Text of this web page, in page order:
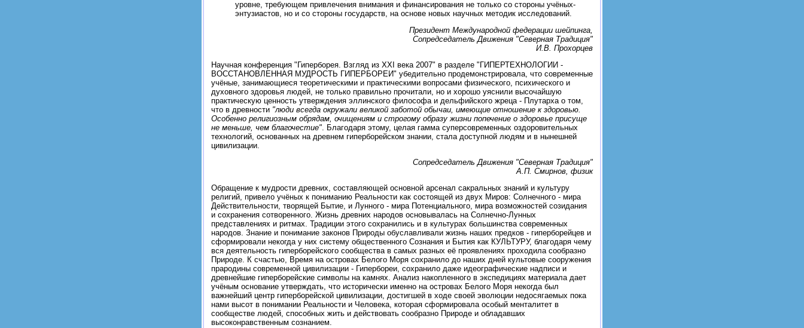
уровне, требующем привлечения внимания и финансирования не только со стороны учёных-
энтузиастов, но и со стороны государств, на основе новых научных методик исследований.
Президент Международной федерации шейпинга,
Сопредседатель Движения "Северная Традиция"
И.В. Прохорцев
Научная конференция "Гиперборея. Взгляд из XXI века 2007" в разделе "ГИПЕРТЕХНОЛОГИИ -
ВОССТАНОВЛЕННАЯ МУДРОСТЬ ГИПЕРБОРЕИ" убедительно продемонстрировала, что современные
учёные, занимающиеся теоретическими и практическими вопросами физического, психического и
духовного здоровья людей, не только правильно прочитали, но и хорошо уяснили высочайшую
практическую ценность утверждения эллинского философа и дельфийского жреца - Плутарха о том,
что в древности "люди всегда окружали великой заботой обычаи, имеющие отношение к здоровью.
Особенно религиозным обрядам, очищениям и строгому образу жизни попечение о здоровье присуще
не меньше, чем благочестие". Благодаря этому, целая гамма суперсовременных оздоровительных
технологий, основанных на древнем гиперборейском знании, стала доступной людям и в нынешней
цивилизации.
Сопредседатель Движения "Северная Традиция"
А.П. Смирнов, физик
Обращение к мудрости древних, составляющей основной арсенал сакральных знаний и культуру
религий, привело учёных к пониманию Реальности как состоящей из двух Миров: Солнечного - мира
Действительности, творящей Бытие, и Лунного - мира Потенциального, мира возможностей созидания
и сохранения сотворенного. Жизнь древних народов основывалась на Солнечно-Лунных
представлениях и ритмах. Традиции этого сохранились и в культурах большинства современных
народов. Знание и понимание законов Природы обуславливали жизнь наших предков - гиперборейцев и
сформировали некогда у них систему общественного Сознания и Бытия как КУЛЬТУРУ, благодаря чему
вся деятельность гиперборейского сообщества в самых разных её проявлениях проходила сообразно
Природе. К счастью, Время на островах Белого Моря сохранило до наших дней культовые сооружения
прародины современной цивилизации - Гипербореи, сохранило даже идеографические надписи и
древнейшие гиперборейские символы на камнях. Анализ накопленного в экспедициях материала дает
учёным основание утверждать, что исторически именно на островах Белого Моря некогда был
важнейший центр гиперборейской цивилизации, достигшей в ходе своей эволюции недосягаемых пока
нами высот в понимании Реальности и Человека, которая сформировала особый менталитет в
сообществе людей, способных жить и действовать сообразно Природе и обладавших
высоконравственным сознанием.